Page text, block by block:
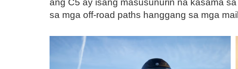
ang C5 ay isang masusunurin na kasama
sa mga off-road paths hanggang sa mga